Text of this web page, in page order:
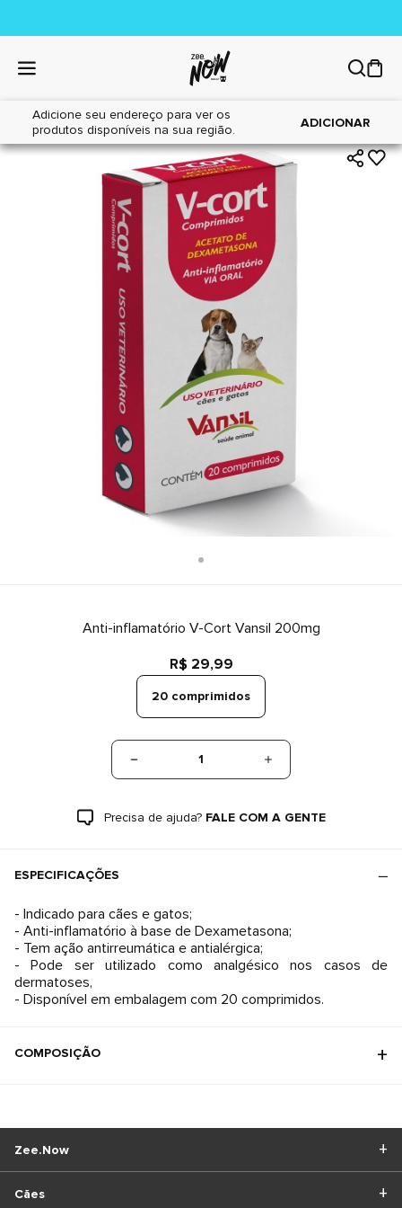
Adicione seu endereço para ver os
produtos disponíveis na sua região.
ADICIONAR
Home|Cães|Farmácia
Anti-inflamatório V-Cort Vansil 200mg
R$ 29,99
20 comprimidos
1
Precisa de ajuda? FALE COM A GENTE
ESPECIFICAÇÕES
- Indicado para cães e gatos;
- Anti-inflamatório à base de Dexametasona;
- Tem ação antirreumática e antialérgica;
- Pode ser utilizado como analgésico nos casos de
dermatoses,
- Disponível em embalagem com 20 comprimidos.
COMPOSIÇÃO
Cães
Zee.Now